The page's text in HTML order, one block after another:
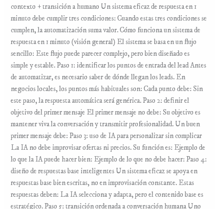
contexto + transición a humano Un sistema eficaz de respuesta en 1
minuto debe cumplir tres condiciones: Cuando estas tres condiciones se
cumplen, la automatización suma valor. Cómo funciona un sistema de
respuesta en 1 minuto (visión general) El sistema se basa en un flujo
sencillo: Este flujo puede parecer complejo, pero bien diseñado es
simple y estable. Paso 1: identificar los puntos de entrada del lead Antes
de automatizar, es necesario saber de dónde llegan los leads. En
negocios locales, los puntos más habituales son: Cada punto debe: Sin
este paso, la respuesta automática será genérica. Paso 2: definir el
objetivo del primer mensaje El primer mensaje no debe: Su objetivo es
mantener viva la conversación y transmitir profesionalidad. Un buen
primer mensaje debe: Paso 3: uso de IA para personalizar sin complicar
La IA no debe improvisar ofertas ni precios. Su función es: Ejemplo de
lo que la IA puede hacer bien: Ejemplo de lo que no debe hacer: Paso 4:
diseño de respuestas base inteligentes Un sistema eficaz se apoya en
respuestas base bien escritas, no en improvisación constante. Estas
respuestas deben: La IA selecciona y adapta, pero el contenido base es
estratégico. Paso 5: transición ordenada a conversación humana Uno